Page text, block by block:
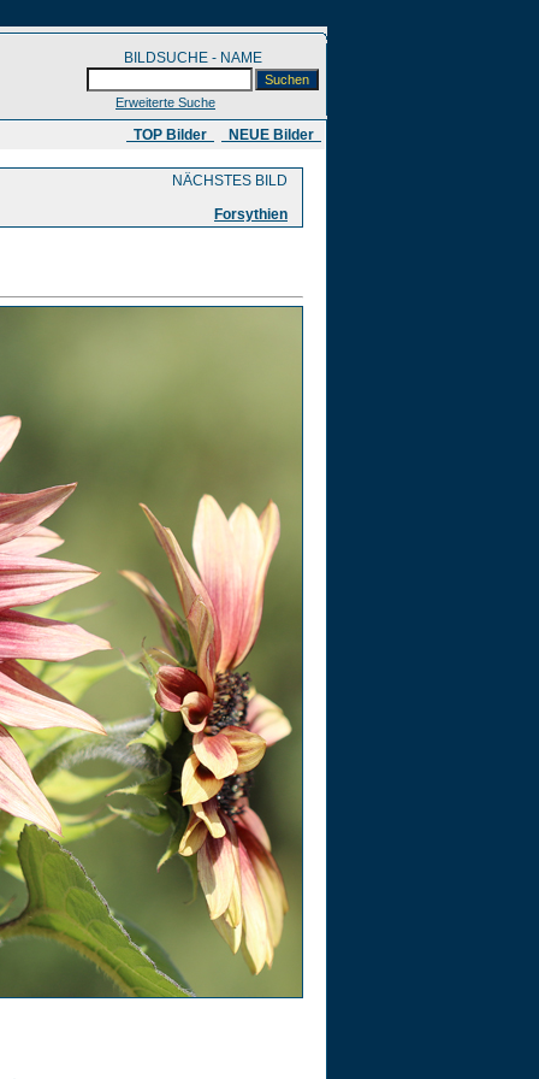
BILDSUCHE - NAME
Erweiterte Suche
​ TOP Bilder NEUE Bilder
NÄCHSTES BILD
Forsythien